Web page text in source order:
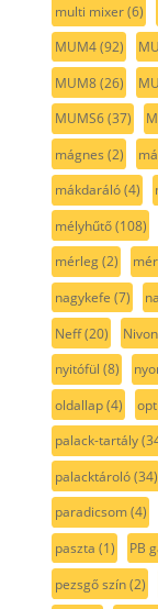
multi mixer(6)
MUM4(92)
MUM8(26)
MUMS6(37)
mágnes (2)
mákdaráló(4)
mélyhűtő(108)
mérleg(2)
nagykefe (7)
Neff(20)
nyitófül (8)
oldallap(4)
palack-tartály
palacktároló(34)
paradicsom(4)
paszta (1) PB
pezsgő szín(2)